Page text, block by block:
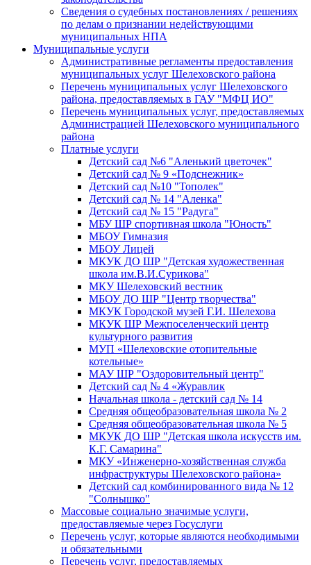
Сведения о судебных постановлениях / решениях
по делам о признании недействующими
муниципальных НПА
Муниципальные услуги
Административные регламенты предоставления
муниципальных услуг Шелеховского района
Перечень муниципальных услуг Шелеховского
района, предоставляемых в ГАУ "МФЦ ИО"
Перечень муниципальных услуг, предоставляемых
Администрацией Шелеховского муниципального
района
Платные услуги
Детский сад №6 "Аленький цветочек"
Детский сад № 9 «Подснежник»
Детский сад №10 "Тополек"
Детский сад № 14 "Аленка"
Детский сад № 15 "Радуга"
МБУ ШР спортивная школа "Юность"
МБОУ Гимназия
МБОУ Лицей
МКУК ДО ШР "Детская художественная
школа им.В.И.Сурикова"
МКУ Шелеховский вестник
МБОУ ДО ШР "Центр творчества"
МКУК Городской музей Г.И. Шелехова
МКУК ШР Межпоселенческий центр
культурного развития
МУП «Шелеховские отопительные
котельные»
МАУ ШР "Оздоровительный центр"
Детский сад № 4 «Журавлик
Начальная школа - детский сад № 14
Средняя общеобразовательная школа № 2
Средняя общеобразовательная школа № 5
МКУК ДО ШР "Детская школа искусств им.
К.Г. Самарина"
МКУ «Инженерно-хозяйственная служба
инфраструктуры Шелеховского района»
Детский сад комбинированного вида № 12
"Солнышко"
Массовые социально значимые услуги,
предоставляемые через Госуслуги
Перечень услуг, которые являются необходимыми
и обязательными
Перечень услуг, предоставляемых